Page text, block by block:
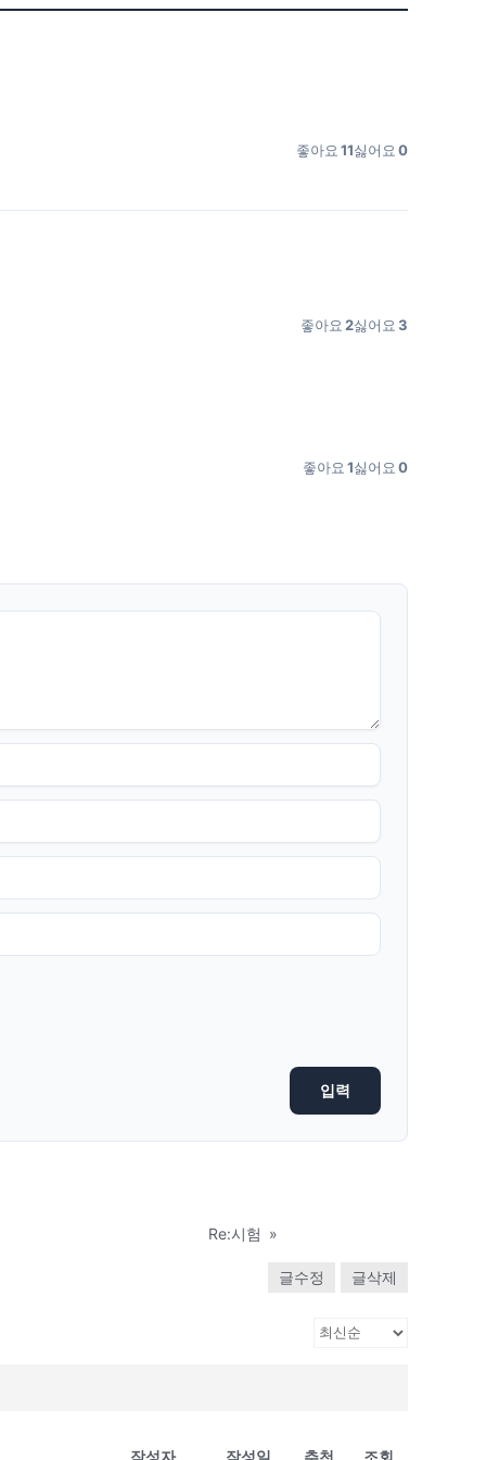
좋아요11싫어요0
좋아요 2싫어요 3
좋아요1싫어요0
Re:시험 »
글수정 글삭제
작성자 작성일 추천 조회